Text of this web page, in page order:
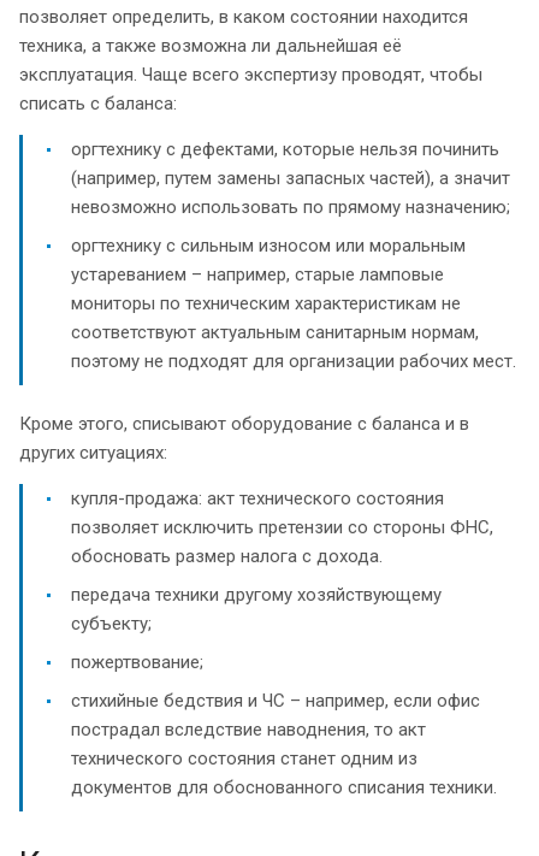
позволяет определить, в каком состоянии находится
техника, а также возможна ли дальнейшая её
эксплуатация. Чаще всего экспертизу проводят, чтобы
списать с баланса:
оргтехнику с дефектами, которые нельзя починить
(например, путем замены запасных частей), а значит
невозможно использовать по прямому назначению;
оргтехнику с сильным износом или моральным
устареванием – например, старые ламповые
мониторы по техническим характеристикам не
соответствуют актуальным санитарным нормам,
поэтому не подходят для организации рабочих мест.
Кроме этого, списывают оборудование с баланса и в
других ситуациях:
купля-продажа: акт технического состояния
позволяет исключить претензии со стороны ФНС,
обосновать размер налога с дохода.
передача техники другому хозяйствующему
субъекту;
пожертвование;
стихийные бедствия и ЧС – например, если офис
пострадал вследствие наводнения, то акт
технического состояния станет одним из
документов для обоснованного списания техники.